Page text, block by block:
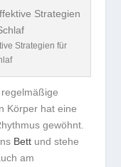
Strategien für
regelmäßige
Körper hat eine
gewöhnt.
Bett und stehe
am